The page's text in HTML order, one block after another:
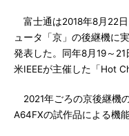
富士通は2018年8月22
ュータ「京」の後継機に
発表した。同年8月19～21
米IEEEが主催した「Hot
2021年ごろの京後継機
A64FXの試作品による機